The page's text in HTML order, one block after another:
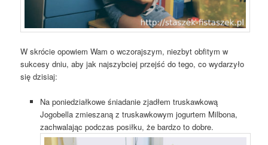
W skrócie opowiem Wam o wczorajszym, niezbyt obfitym w
sukcesy dniu, aby jak najszybciej przejść do tego, co wydarzyło
się dzisiaj:
Na poniedziałkowe śniadanie zjadłem truskawkową
Jogobella zmieszaną z truskawkowym jogurtem Milbona,
zachwalając podczas posiłku, że bardzo to dobre.